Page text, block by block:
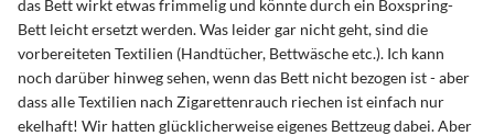
das Bett wirkt etwas frimmelig und könnte durch ein Boxspring-
Bett leicht ersetzt werden. Was leider gar nicht geht, sind die
vorbereiteten Textilien (Handtücher, Bettwäsche etc.). Ich kann
noch darüber hinweg sehen, wenn das Bett nicht bezogen ist - aber
dass alle Textilien nach Zigarettenrauch riechen ist einfach nur
ekelhaft! Wir hatten glücklicherweise eigenes Bettzeug dabei. Aber